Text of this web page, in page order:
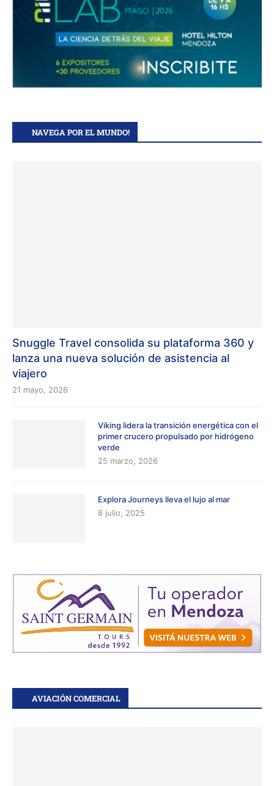
NAVEGA POR EL MUNDO!
Snuggle Travel consolida su plataforma 360 y
lanza una nueva solución de asistencia al
viajero
21 mayo, 2026
Viking lidera la transición energética con el
primer crucero propulsado por hidrógeno
verde
25 marzo, 2026
Explora Journeys lleva el lujo al mar
8 julio, 2025
AVIACIÓN COMERCIAL